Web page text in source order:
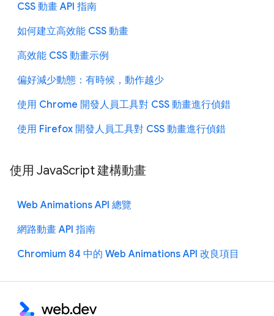
CSS 動畫 API 指南
如何建立高效能 CSS 動畫
高效能 CSS 動畫示例
偏好減少動態：有時候，動作越少
使用 Chrome 開發人員工具對 CSS 動畫進行偵錯
使用 Firefox 開發人員工具對 CSS 動畫進行偵錯
使用 JavaScript 建構動畫
Web Animations API 總覽
網路動畫 API 指南
Chromium 84 中的 Web Animations API 改良項目